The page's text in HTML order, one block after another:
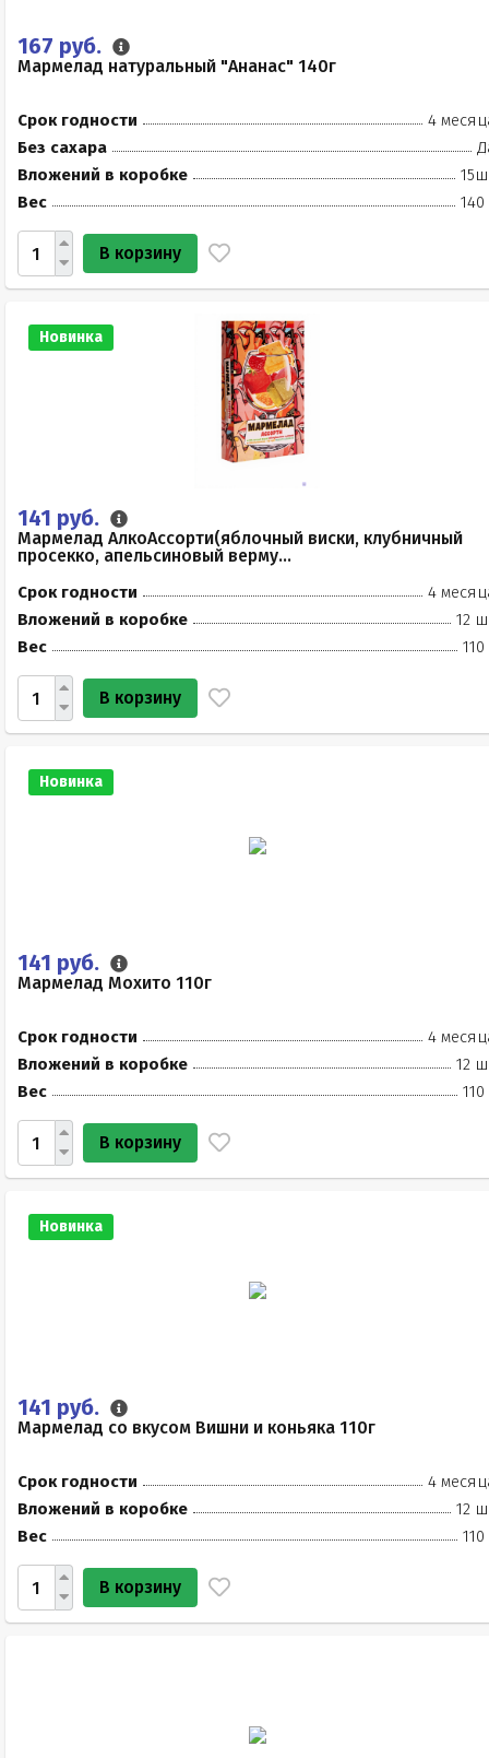
167 руб.
Мармелад натуральный "Ананас" 140г
Срок годности
4
Без сахара
Вложений в коробке
Вес
140
В корзину
Новинка
141 руб.
Мармелад АлкоАссорти(яблочный виски, клубничный
просекко, апельсиновый верму...
Срок годности
4
Вложений в коробке
12
Вес
110
В корзину
Новинка
141 руб.
Мармелад Мохито 110г
Срок годности
4
Вложений в коробке
12
Вес
110
В корзину
Новинка
141 руб.
Мармелад со вкусом Вишни и коньяка 110г
Срок годности
4
Вложений в коробке
12
Вес
110
В корзину